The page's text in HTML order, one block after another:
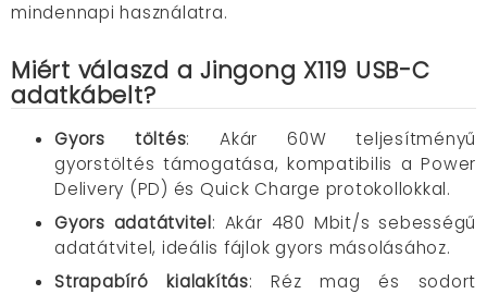
mindennapi használatra.
Miért válaszd a Jingong X119 USB-C
adatkábelt?
Gyors töltés: Akár 60W teljesítményű
gyorstöltés támogatása, kompatibilis a Power
Delivery (PD) és Quick Charge protokollokkal.
Gyors adatátvitel: Akár 480 Mbit/s sebességű
adatátvitel, ideális fájlok gyors másolásához.
Strapabíró kialakítás:Réz mag és sodort